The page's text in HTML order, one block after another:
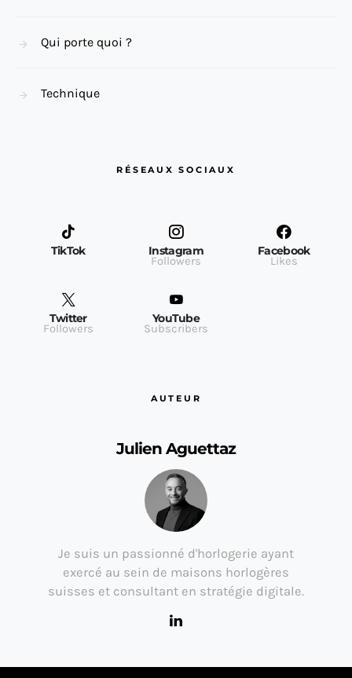
Qui porte quoi ?
Technique
RÉSEAUX SOCIAUX
TikTok Instagram
Followers
Facebook
Likes
Twitter
Followers
YouTube
Subscribers
AUTEUR
Julien Aguettaz
Je suis un passionné d'horlogerie ayant
exercé au sein de maisons horlogères
suisses et consultant en stratégie digitale.